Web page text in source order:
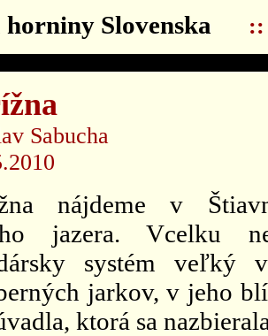
horniny Slovenska ::
Sabucha
nájdeme v
jazera. Vcelku
systém veľký
jarkov, v jeho
ktorá sa